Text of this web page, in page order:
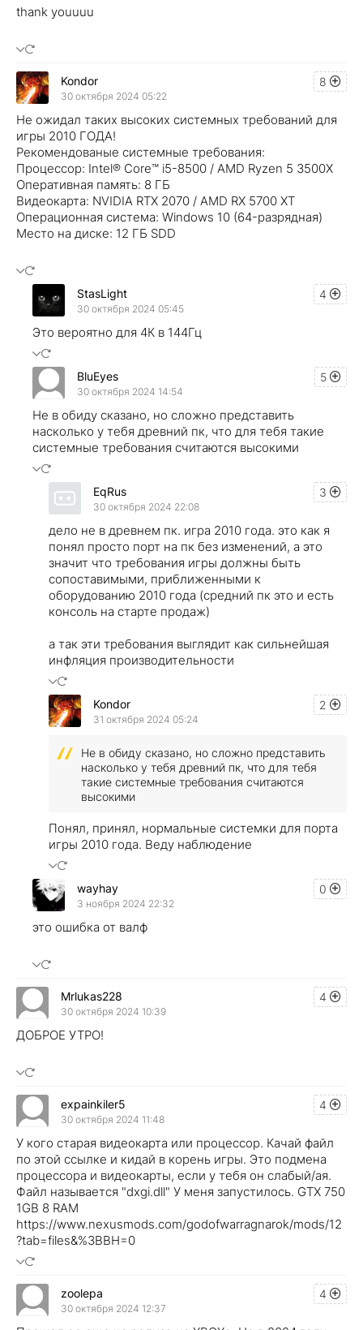
thank youuuu
8
Kondor
30 октября 2024 05:22
Не ожидал таких высоких системных требований для
игры 2010 ГОДА!
Рекомендованые системные требования:
Процессор: Intel® Core™ i5-8500 / AMD Ryzen 5 3500X
Оперативная память: 8 ГБ
Видеокарта: NVIDIA RTX 2070 / AMD RX 5700 XT
Операционная система: Windows 10 (64-разрядная)
Место на диске: 12 ГБ SDD
4
StasLight
30 октября 2024 05:45
Это вероятно для 4К в 144Гц
5
BluEyes
30 октября 2024 14:54
Не в обиду сказано, но сложно представить
насколько у тебя древний пк, что для тебя такие
системные требования считаются высокими
3
EqRus
30 октября 2024 22:08
дело не в древнем пк. игра 2010 года. это как я
понял просто порт на пк без изменений, а это
значит что требования игры должны быть
сопоставимыми, приближенными к
оборудованию 2010 года (средний пк это и есть
консоль на старте продаж)
а так эти требования выглядит как сильнейшая
инфляция производительности
2
Kondor
31 октября 2024 05:24
Не в обиду сказано, но сложно представить
насколько у тебя древний пк, что для тебя
такие системные требования считаются
высокими
Понял, принял, нормальные системки для порта
игры 2010 года. Веду наблюдение
0
wayhay
3 ноября 2024 22:32
это ошибка от валф
4
Mrlukas228
30 октября 2024 10:39
ДОБРОЕ УТРО!
4
expainkiler5
30 октября 2024 11:48
У кого старая видеокарта или процессор. Качай файл
по этой ссылке и кидай в корень игры. Это подмена
процессора и видеокарты, если у тебя он слабый/ая.
Файл называется "dxgi.dll" У меня запустилось. GTX 750
1GB 8 RAM
https://www.nexusmods.com/godofwarragnarok/mods/12
?tab=files&%3BBH=0
4
zoolepa
30 октября 2024 12:37